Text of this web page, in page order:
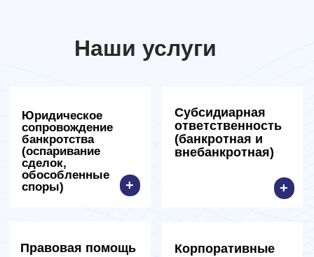
Отзывы на 2GIS
Отзывы на Яндекс Картах
Работаем на результат